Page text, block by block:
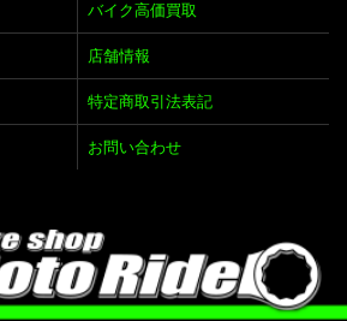
バイク高価買取
店舗情報
特定商取引法表記
お問い合わせ